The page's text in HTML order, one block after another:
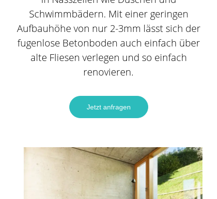
Schwimmbädern. Mit einer geringen
Aufbauhöhe von nur 2-3mm lässt sich der
fugenlose Betonboden auch einfach über
alte Fliesen verlegen und so einfach
renovieren.
Jetzt anfragen